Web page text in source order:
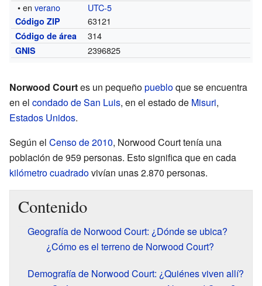
• enverano UTC-5
Código ZIP 63121
Código de área 314
GNIS 2396825
Norwood Courtes un pequeñopuebloque se encuentra
en el condado de San Luis, en el estado de Misuri,
Estados Unidos.
Según el Censo de 2010, Norwood Court tenía una
población de 959 personas. Esto significa que en cada
kilómetro cuadradovivían unas 2.870 personas.
Contenido
Geografía de Norwood Court: ¿Dónde se ubica?
¿Cómo es el terreno de Norwood Court?
Demografía de Norwood Court: ¿Quiénes viven allí?